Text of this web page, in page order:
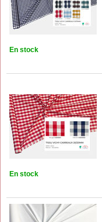
En stock
En stock